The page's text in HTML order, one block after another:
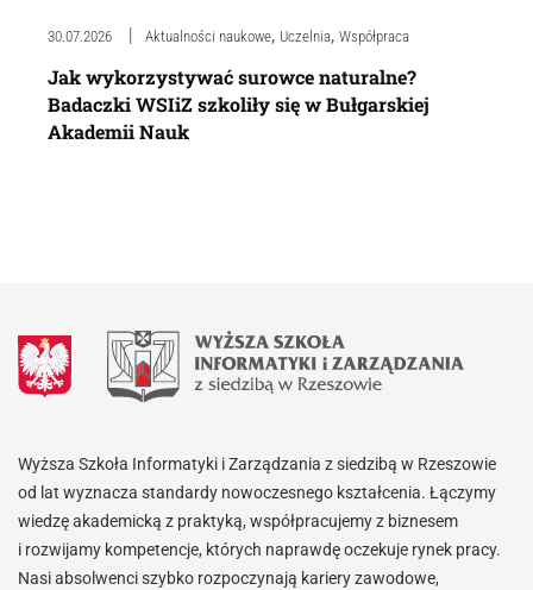
30.07.2026 Aktualności naukowe, Uczelnia, Współpraca
Jak wykorzystywać surowce naturalne?
Badaczki WSIiZ szkoliły się w Bułgarskiej
Akademii Nauk
Wyższa Szkoła Informatyki i Zarządzania z siedzibą w Rzeszowie
od lat wyznacza standardy nowoczesnego kształcenia. Łączymy
wiedzę akademicką z praktyką, współpracujemy z biznesem
i rozwijamy kompetencje, których naprawdę oczekuje rynek pracy.
Nasi absolwenci szybko rozpoczynają kariery zawodowe,